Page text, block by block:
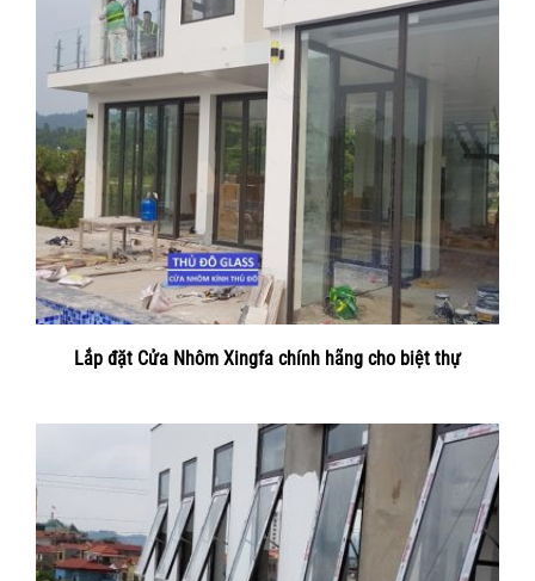
Lắp đặt Cửa Nhôm Xingfa chính hãng cho biệt thự